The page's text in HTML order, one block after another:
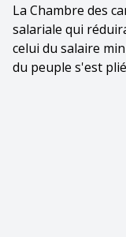
La Chambre des
salariale qui
celui du salaire
du peuple s'est